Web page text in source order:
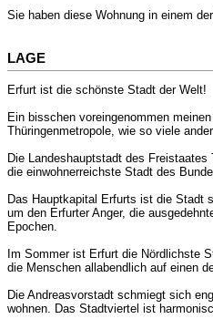
Sie haben diese Wohnung in einem
LAGE
Erfurt ist die schönste Stadt der Welt!
Ein bisschen voreingenommen
Thüringenmetropole, wie so viele
Die Landeshauptstadt des
die einwohnerreichste Stadt des
Das Hauptkapital Erfurts ist die Stadt
um den Erfurter Anger, die
Epochen.
Im Sommer ist Erfurt die Nördlichste
die Menschen allabendlich auf einen
Die Andreasvorstadt schmiegt sich
wohnen. Das Stadtviertel ist